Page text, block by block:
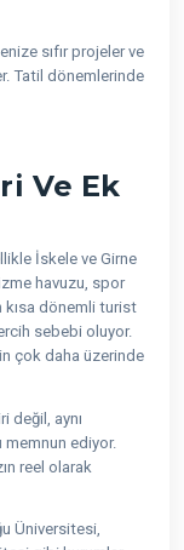
sıfır projeler ve
Tatil dönemlerinde
Ve Ek
İskele ve Girne
havuzu, spor
kısa dönemli turist
sebebi oluyor.
çok daha üzerinde
değil, aynı
memnun ediyor.
reel olarak
Üniversitesi,